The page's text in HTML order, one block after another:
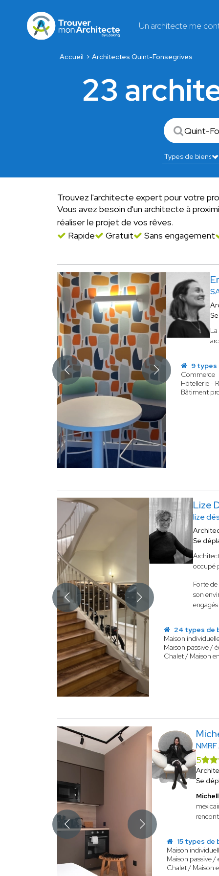
Un architecte me
Accueil Architectes Quint-Fonsegrives
23
Trouvez l'architecte expert pour votre
Vous avez besoin d'un architecte à
réaliser le projet de vos rêves.
Rapide
Gratuit Sans engagement
La
9 types
Commerce
Hôtellerie -
Bâtiment
Lize
lize
Se
occupé
Forte
son
24 types de
Maison
Maison passive /
Chalet / Maison
5
Se
15 types de
Maison
Maison passive /
Chalet / Maison